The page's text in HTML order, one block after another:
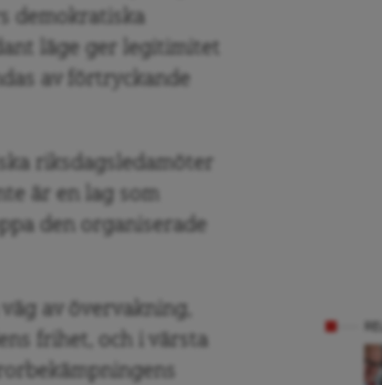
demokratiska
läge ger legitimitet
av förtryckande
riksdagsledamöter
är en lag som
den organiserade
av övervakning,
frihet, och i värsta